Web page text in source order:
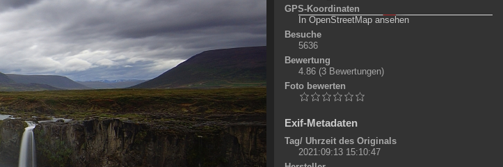
GPS-Koordinaten
+
-
©
In OpenStreetMap ansehen
Besuche
5636
Bewertung
4.86 (3 Bewertungen)
Foto bewerten
Exif-Metadaten
Tag/ Uhrzeit des Originals
2021:09:13 15:10:47